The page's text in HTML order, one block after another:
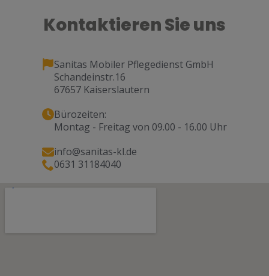
Kontaktieren Sie uns
Sanitas Mobiler Pflegedienst GmbH
Schandeinstr.16
67657 Kaiserslautern
Bürozeiten:
Montag - Freitag von 09.00 - 16.00 Uhr
info@sanitas-kl.de
0631 31184040